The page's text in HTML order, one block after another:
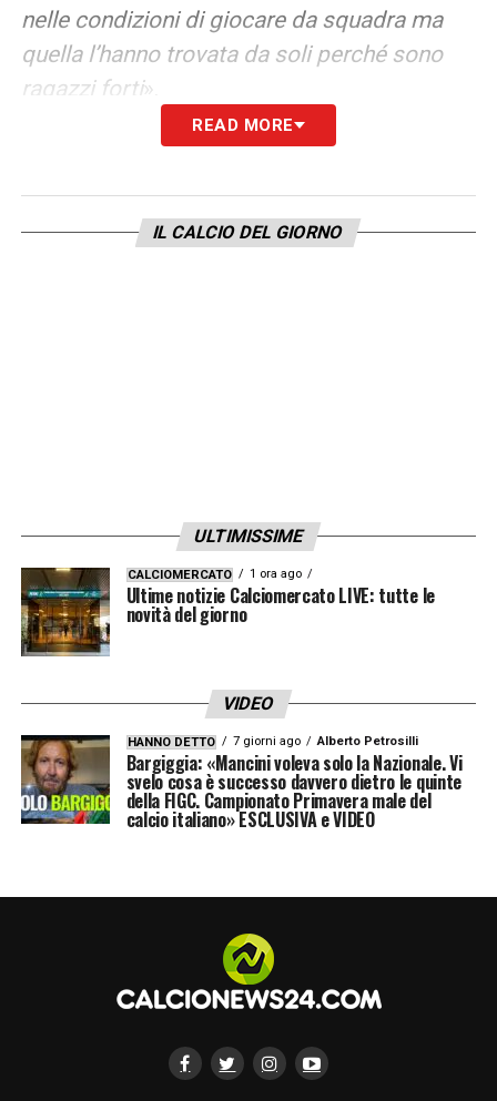
nelle condizioni di giocare da squadra ma
quella l’hanno trovata da soli perché sono
ragazzi forti».
READ MORE
IL CALCIO DEL GIORNO
ULTIMISSIME
CALCIOMERCATO 1 ora ago
Ultime notizie Calciomercato LIVE: tutte le
novità del giorno
VIDEO
HANNO DETTO 7 giorni ago Alberto Petrosilli
Bargiggia: «Mancini voleva solo la Nazionale. Vi
svelo cosa è successo davvero dietro le quinte
della FIGC. Campionato Primavera male del
calcio italiano» ESCLUSIVA e VIDEO